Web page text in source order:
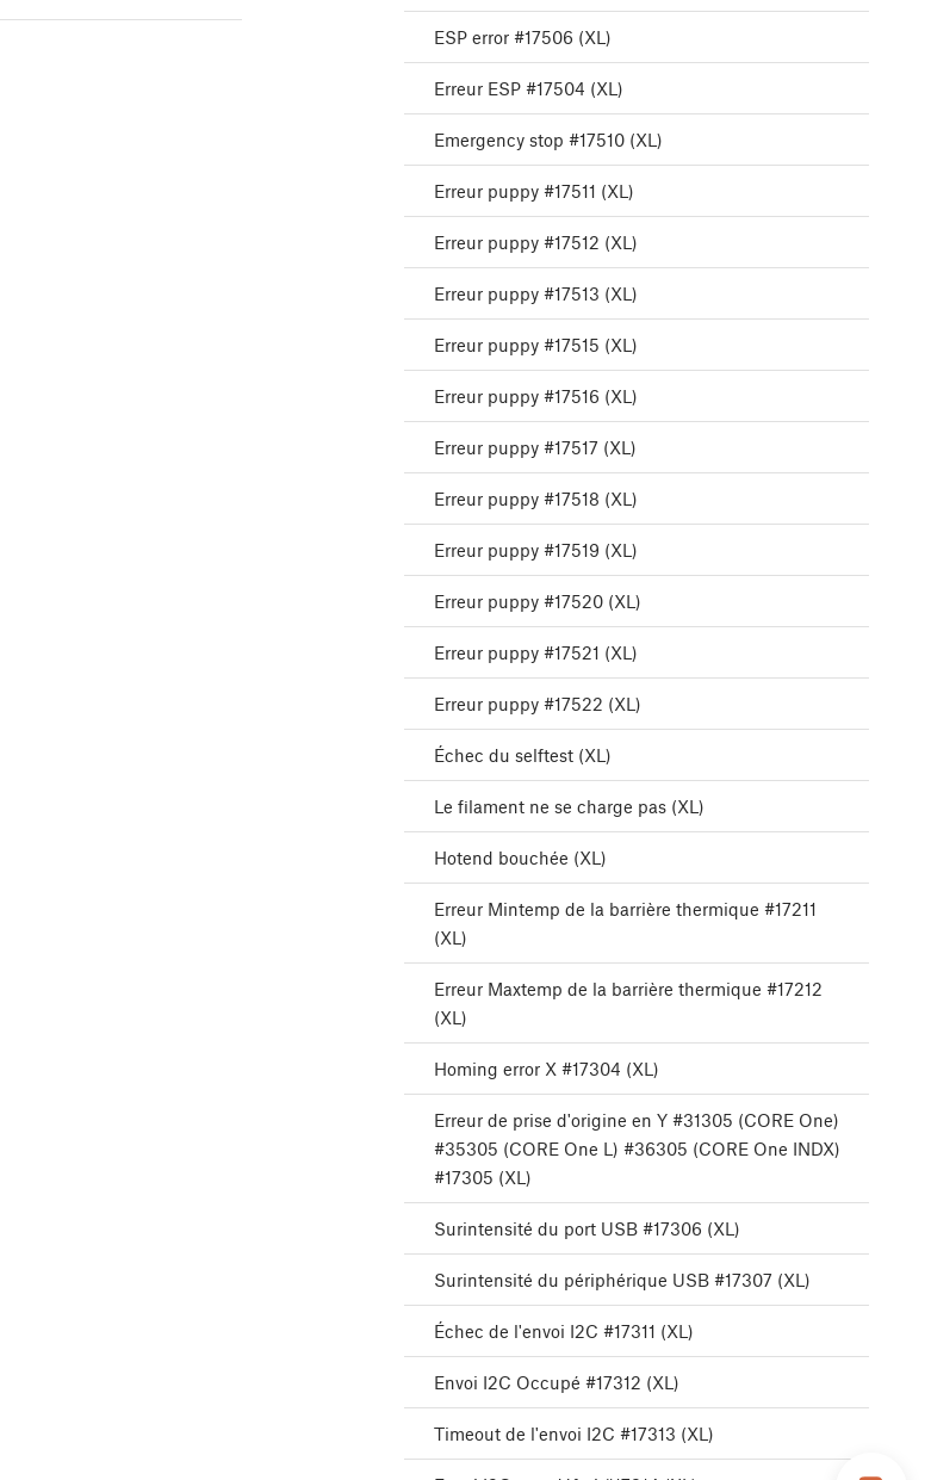
ESP error #17506 (XL)
Erreur ESP #17504 (XL)
Emergency stop #17510 (XL)
Erreur puppy #17511 (XL)
Erreur puppy #17512 (XL)
Erreur puppy #17513 (XL)
Erreur puppy #17515 (XL)
Erreur puppy #17516 (XL)
Erreur puppy #17517 (XL)
Erreur puppy #17518 (XL)
Erreur puppy #17519 (XL)
Erreur puppy #17520 (XL)
Erreur puppy #17521 (XL)
Erreur puppy #17522 (XL)
Échec du selftest (XL)
Le filament ne se charge pas (XL)
Hotend bouchée (XL)
Erreur Mintemp de la barrière thermique #17211
(XL)
Erreur Maxtemp de la barrière thermique #17212
(XL)
Homing error X #17304 (XL)
Erreur de prise d'origine en Y #31305 (CORE One)
#35305 (CORE One L) #36305 (CORE One INDX)
#17305 (XL)
Surintensité du port USB #17306 (XL)
Surintensité du périphérique USB #17307 (XL)
Échec de l'envoi I2C #17311 (XL)
Envoi I2C Occupé #17312 (XL)
Timeout de l'envoi I2C #17313 (XL)